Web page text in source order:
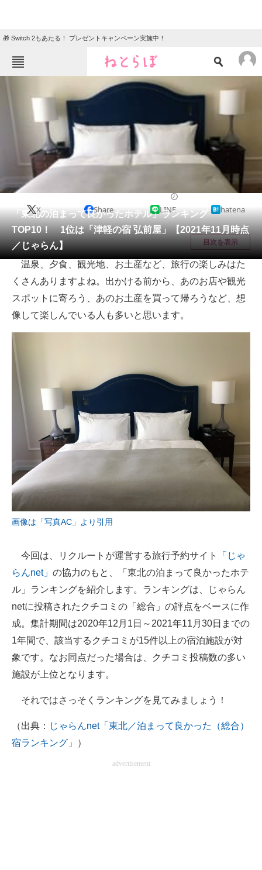
🎁 Switch 2もあたる！ プレゼントキャンペーン実施中！
エンタメ
地域
住まい 教育・育児
動物
会員記事
メディア
注目記事を集めた総合ページ
ITの今と未来を見通す
スマホと通信の最新トレンド
ビジネスと働き方のヒント
AI活用のいまが分かる
企業ITのトレンドを詳説
経営リーダーのコミュニティ
マーケ×ITの今がよく分かる
ITエンジニア向け専門サイト
製造業のIT導入・活用を支援
モノづくり技術者専門サイト
エレクトロニクス専門サイト
電子設計の基本と応用
ちょっと気になるネットの話題
「東北の泊まって良かったホテル」ランキング
TOP10！ 1位は「津軽の宿 弘前屋」【2021年11月時点
／じゃらん】
X Share LINE hatena
目次を表示
温泉、夕食、観光地、お土産など、旅行の楽しみはた
くさんありますよね。出かける前から、あのお店や観光
スポットに寄ろう、あのお土産を買って帰ろうなど、想
像して楽しんでいる人も多いと思います。
画像は「写真AC」より引用
今回は、リクルートが運営する旅行予約サイト
「じゃ
らんnet」 の協力のもと、「東北の泊まって良かったホテ
ル」ランキングを紹介します。ランキングは、じゃらん
netに投稿されたクチコミの「総合」の評点をベースに作
成。集計期間は2020年12月1日～2021年11月30日までの
1年間で、該当するクチコミが15件以上の宿泊施設が対
象です。なお同点だった場合は、クチコミ投稿数の多い
施設が上位となります。
それではさっそくランキングを見てみましょう！
（出典： じゃらんnet「東北／泊まって良かった（総合）
宿ランキング」
）
advertisement